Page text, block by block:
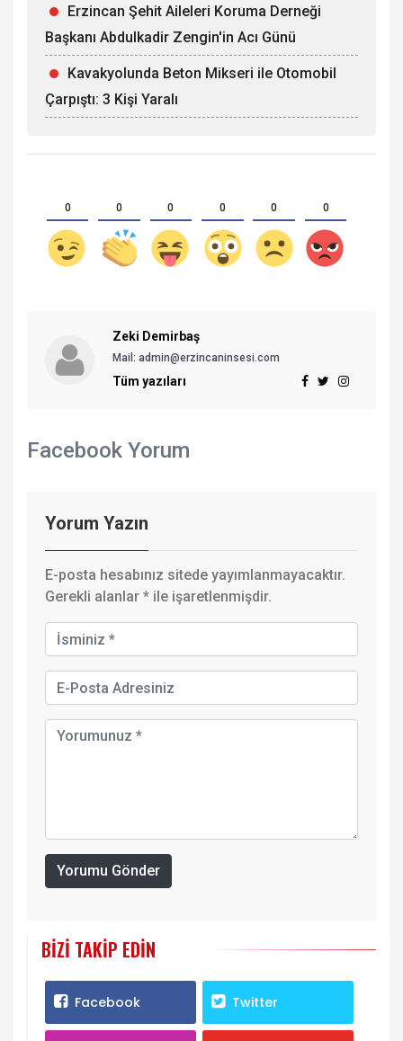
Erzincan Şehit Aileleri Koruma Derneği
Başkanı Abdulkadir Zengin'in Acı Günü
Kavakyolunda Beton Mikseri ile Otomobil
Çarpıştı: 3 Kişi Yaralı
0 0 0 0 0 0
Zeki Demirbaş
Mail: admin@erzincaninsesi.com
Tüm yazıları
Facebook Yorum
Yorum Yazın
E-posta hesabınız sitede yayımlanmayacaktır.
Gerekli alanlar * ile işaretlenmişdir.
Yorumu Gönder
BIZI TAKIP EDIN
Facebook Twitter